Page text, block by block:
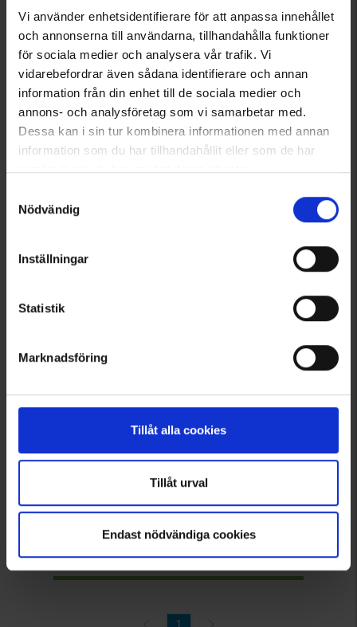
Vi använder enhetsidentifierare för att anpassa innehållet
och annonserna till användarna, tillhandahålla funktioner
för sociala medier och analysera vår trafik. Vi
vidarebefordrar även sådana identifierare och annan
information från din enhet till de sociala medier och
annons- och analysföretag som vi samarbetar med.
Dessa kan i sin tur kombinera informationen med annan
information som du har tillhandahållit eller som de har
samlat in när du har använt deras tjänster.
Nödvändig
Inställningar
Statistik
Marknadsföring
Tillåt alla cookies
Tillåt urval
Endast nödvändiga cookies
High Mountain
2603
Vurdering:
High Mountain
1042
4.6 ud af 5 stjerner
Fleecehalstørklæde
Vurdering: 4.8 ud af 5 stjerner
Viser 1–7 ud af 7 produkter